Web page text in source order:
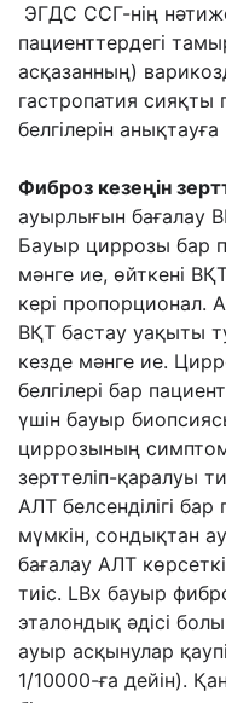
ЭГДС ССГ-нің
пациенттердегі
асқазанның)
гастропатия сияқты
белгілерін
Фиброз кезеңін
ауырлығын бағалау
Бауыр циррозы бар
мәнге ие, өйткені
кері пропорционал.
ВҚТ бастау уақыты
кезде мәнге ие.
белгілері бар
үшін бауыр
циррозының
зерттеліп-қаралуы
АЛТ белсенділігі
мүмкін, сондықтан
бағалау АЛТ
тиіс. LBx бауыр
эталондық әдісі
ауыр асқынулар
1/10000-ға дейін).